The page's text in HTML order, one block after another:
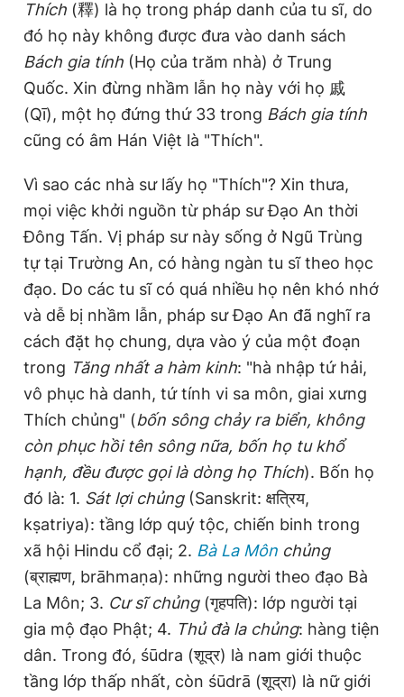
Tổng biên tập: Nguyễn Ngọc Toàn
Phó tổng biên tập thường trực: Hải Thành
Phó tổng biên tập: Lâm Hiếu Dũng
Phó tổng biên tập: Trần Việt Hưng
Tổng thư ký tòa soạn: Đức Trung
Giấy phép xuất bản số 110/GP - BTTTT cấp ngày 24.3.2020
© 2003-2026 Bản quyền thuộc về Báo Thanh Niên. Cấm sao
chép dưới mọi hình thức nếu không có sự chấp thuận bằng văn
bản. Phát triển bởi ePi Technologies, JSC.
Thích (釋) là họ trong pháp danh của tu sĩ, do
đó họ này không được đưa vào danh sách
Bách gia tính (Họ của trăm nhà) ở Trung
Quốc. Xin đừng nhầm lẫn họ này với họ 戚
(Qī), một họ đứng thứ 33 trong Bách gia tính
cũng có âm Hán Việt là "Thích".
Vì sao các nhà sư lấy họ "Thích"? Xin thưa,
mọi việc khởi nguồn từ pháp sư Đạo An thời
Đông Tấn. Vị pháp sư này sống ở Ngũ Trùng
tự tại Trường An, có hàng ngàn tu sĩ theo học
đạo. Do các tu sĩ có quá nhiều họ nên khó nhớ
và dễ bị nhầm lẫn, pháp sư Đạo An đã nghĩ ra
cách đặt họ chung, dựa vào ý của một đoạn
trong Tăng nhất a hàm kinh: "hà nhập tứ hải,
vô phục hà danh, tứ tính vi sa môn, giai xưng
Thích chủng" (bốn sông chảy ra biển, không
còn phục hồi tên sông nữa, bốn họ tu khổ
hạnh, đều được gọi là dòng họ Thích). Bốn họ
đó là: 1. Sát lợi chủng(Sanskrit: क्षत्रिय,
kṣatriya): tầng lớp quý tộc, chiến binh trong
xã hội Hindu cổ đại; 2. Bà La Môn chủng
(ब्राह्मण, brāhmaṇa): những người theo đạo Bà
La Môn; 3. Cư sĩ chủng(गृहपति): lớp người tại
gia mộ đạo Phật; 4. Thủ đà la chủng: hàng tiện
dân. Trong đó, śūdra (शूद्र) là nam giới thuộc
tầng lớp thấp nhất, còn śūdrā (शूद्रा) là nữ giới